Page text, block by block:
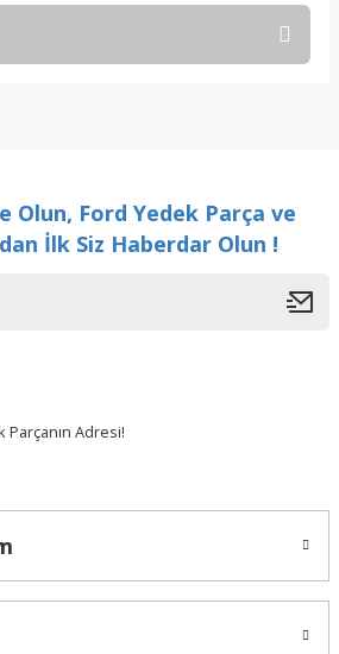
bozuk veya görüntülenemiyor.
eksik bilgiler bulunuyor.
Gönder
Olun, Ford Yedek Parça ve
İlk Siz Haberdar Olun !
Parçanın Adresi!